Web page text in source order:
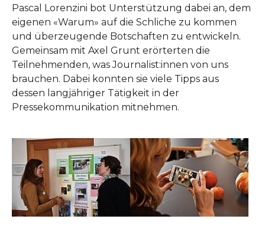
Pascal Lorenzini bot Unterstützung dabei an, dem
eigenen «Warum» auf die Schliche zu kommen
und überzeugende Botschaften zu entwickeln.
Gemeinsam mit Axel Grunt erörterten die
Teilnehmenden, was Journalist:innen von uns
brauchen. Dabei konnten sie viele Tipps aus
dessen langjähriger Tätigkeit in der
Pressekommunikation mitnehmen.